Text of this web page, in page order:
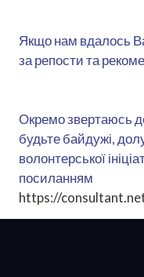
Якщо нам вдалось
за репости та
Окремо звертаюсь
будьте байдужі,
волонтерської
посиланням
https://